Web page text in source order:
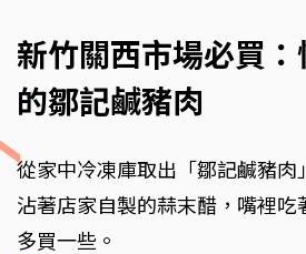
新竹關西市場必買
的鄒記鹹豬肉
從家中冷凍庫取出「鄒記鹹豬肉
沾著店家自製的蒜末醋，嘴裡吃
多買一些。